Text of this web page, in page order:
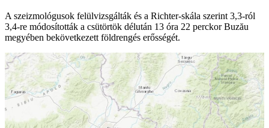
A szeizmológusok felülvizsgálták és a Richter-skála szerint 3,3-ról
3,4-re módosították a csütörtök délután 13 óra 22 perckor Buzău
megyében bekövetkezett földrengés erősségét.